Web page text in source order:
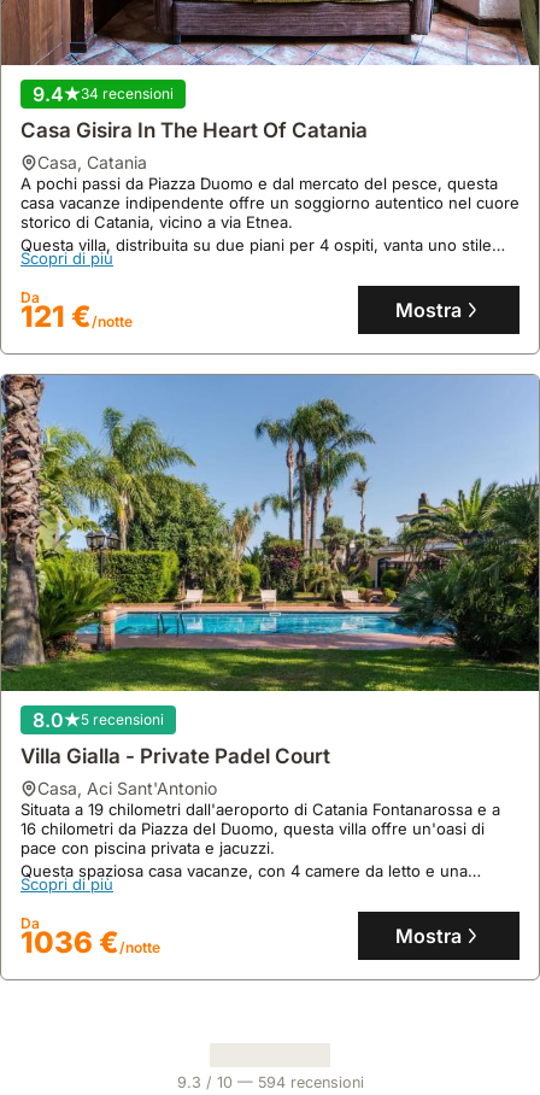
9.4 34 recensioni
Casa Gisira In The Heart Of Catania
casa, Catania
A pochi passi da Piazza Duomo e dal mercato del pesce, questa
casa vacanze indipendente offre un soggiorno autentico nel cuore
storico di Catania, vicino a via Etnea.
Questa villa, distribuita su due piani per 4 ospiti, vanta uno stile
siciliano distintivo e garantisce privacy, a soli 200 metri da
Scopri di più
Da
121 €/notte Mostra
8.0 5 recensioni
Villa Gialla - Private Padel Court
casa, Aci Sant'Antonio
Situata a 19 chilometri dall'aeroporto di Catania Fontanarossa e a
16 chilometri da Piazza del Duomo, questa villa offre un'oasi di
pace con piscina privata e jacuzzi.
Questa spaziosa casa vacanze, con 4 camere da letto e una
capacità di 18 persone, dispone di un ampio giardino, terrazza,
camino e connessione internet, rendendola perfetta per famiglie o
gruppi numerosi.
Scopri di più
Da
1036 €/notte Mostra
9.3 / 10 — 594recensioni